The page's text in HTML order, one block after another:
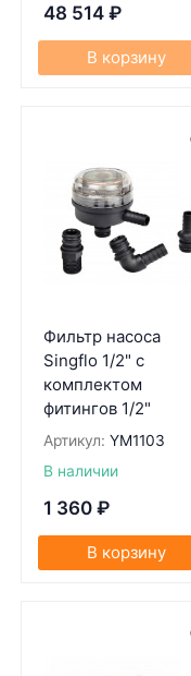
48 514 ₽
В корзину
Фильтр насоса
Singflo 1/2" с
комплектом
фитингов 1/2"
Артикул: YM1103
В наличии
1 360 ₽
В корзину